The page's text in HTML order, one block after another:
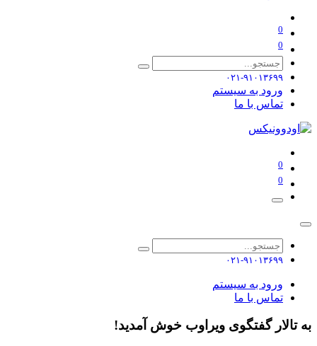
0
0
۰۲۱-۹۱۰۱۳۶۹۹
ورود به سیستم
تماس با ما
0
0
۰۲۱-۹۱۰۱۳۶۹۹
ورود به سیستم
تماس با ما
به تالار گفتگوی ویراوب خوش آمدید!